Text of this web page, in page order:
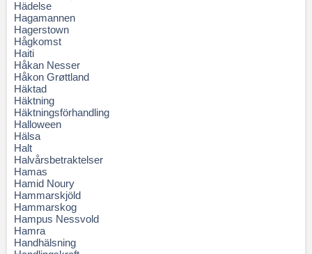
Hädelse
Hagamannen
Hagerstown
Hågkomst
Haiti
Håkan Nesser
Håkon Grøttland
Häktad
Häktning
Häktningsförhandling
Halloween
Hälsa
Halt
Halvårsbetraktelser
Hamas
Hamid Noury
Hammarskjöld
Hammarskog
Hampus Nessvold
Hamra
Handhälsning